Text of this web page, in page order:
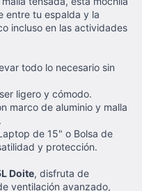
entre tu espalda y la
incluso en las actividades
todo lo necesario sin
ligero y cómodo.
marco de aluminio y malla
de 15" o Bolsa de
y protección.
Doite, disfruta de
ventilación avanzado,